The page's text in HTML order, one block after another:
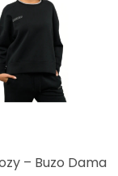
– Buzo Dama